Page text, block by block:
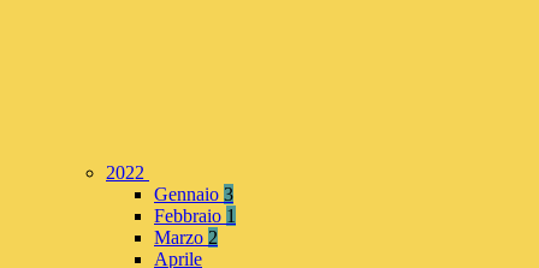
2022
Gennaio 3
Febbraio 1
Marzo 2
Aprile